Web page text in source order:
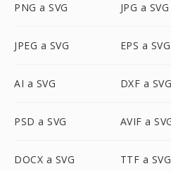
PNG a SVG JPG a SVG
JPEG a SVG EPS a SVG
AI a SVG DXF a SVG
PSD a SVG AVIF a
DOCX a SVG TTF a SVG